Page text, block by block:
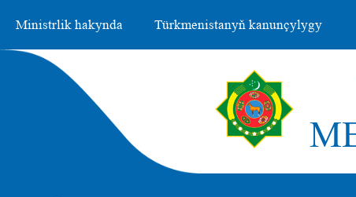
Ministrlik hakynda Türkmenistanyň kanunçylygy